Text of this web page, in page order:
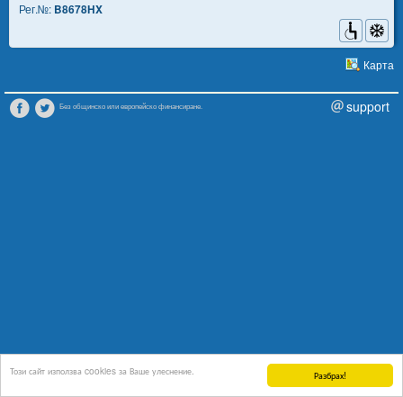
Разбрах!
Този сайт използва cookies за Ваше улеснение.
Рег.№: B8678HX
Карта
Без общинско или европейско финансиране. support